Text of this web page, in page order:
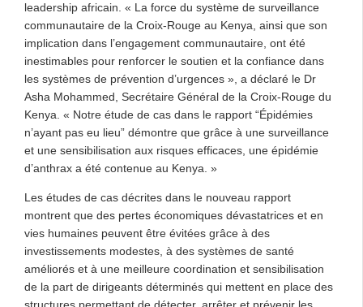
leadership africain. « La force du système de surveillance
communautaire de la Croix-Rouge au Kenya, ainsi que son
implication dans l’engagement communautaire, ont été
inestimables pour renforcer le soutien et la confiance dans
les systèmes de prévention d’urgences », a déclaré le Dr
Asha Mohammed, Secrétaire Général de la Croix-Rouge du
Kenya. « Notre étude de cas dans le rapport “Épidémies
n’ayant pas eu lieu” démontre que grâce à une surveillance
et une sensibilisation aux risques efficaces, une épidémie
d’anthrax a été contenue au Kenya. »
Les études de cas décrites dans le nouveau rapport
montrent que des pertes économiques dévastatrices et en
vies humaines peuvent être évitées grâce à des
investissements modestes, à des systèmes de santé
améliorés et à une meilleure coordination et sensibilisation
de la part de dirigeants déterminés qui mettent en place des